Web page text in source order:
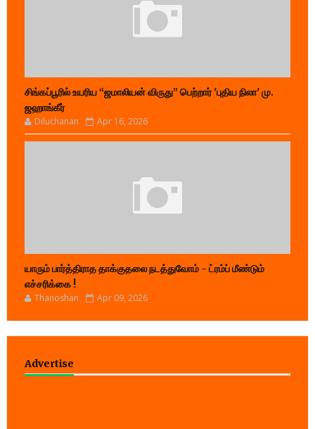
சிங்கப்பூரில் உயரிய “ஜமாலியன் விருது” பெற்றார் 'புதிய நிலா' மு.
ஜஹாங்கீர்
Diluchanan Apr 16, 2026
யாரும் பார்த்திராத தாக்குதலை நடத்துவோம் - ட்ரம்ப் மீண்டும்
எச்சரிக்கை !
Thanoshan Apr 09, 2026
Advertise